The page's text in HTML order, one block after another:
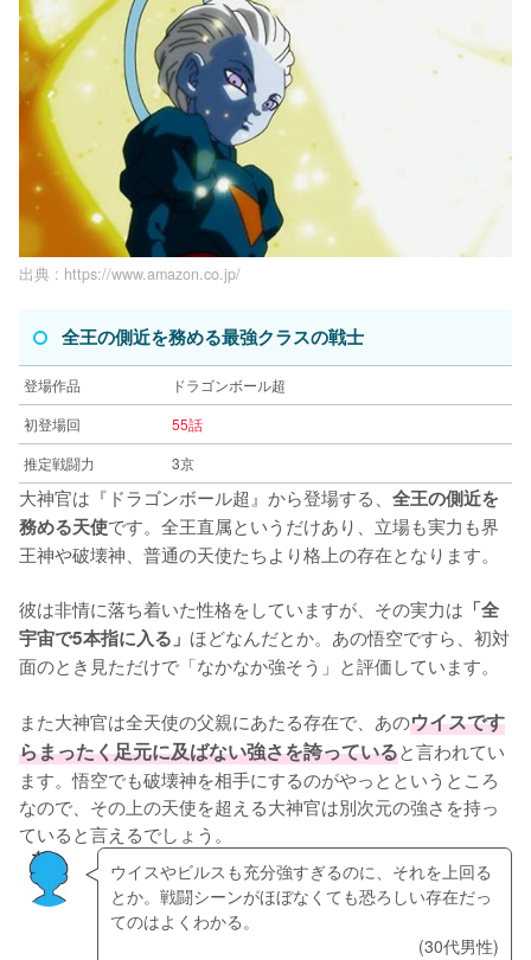
出典 : https://www.amazon.co.jp/
全王の側近を務める最強クラスの戦士
登場作品
ドラゴンボール超
初登場回
55話
推定戦闘力
3京
大神官は『ドラゴンボール超』から登場する、 全王の側近を
務める天使です。全王直属というだけあり、立場も実力も界
王神や破壊神、普通の天使たちより格上の存在となります。
彼は非情に落ち着いた性格をしていますが、その実力は 「全
宇宙で5本指に入る」 ほどなんだとか。あの悟空ですら、初対
面のとき見ただけで「なかなか強そう」と評価しています。
また大神官は全天使の父親にあたる存在で、あのウイスです
らまったく足元に及ばない強さを誇っていると言われてい
ます。悟空でも破壊神を相手にするのがやっとというところ
なので、その上の天使を超える大神官は別次元の強さを持っ
ていると言えるでしょう。
ウイスやビルスも充分強すぎるのに、それを上回る
とか。戦闘シーンがほぼなくても恐ろしい存在だっ
てのはよくわかる。
(30代男性)